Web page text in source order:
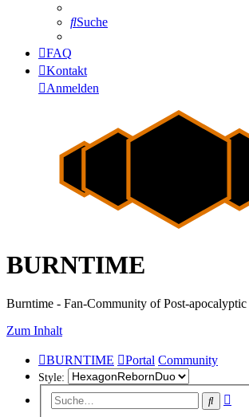
Suche
FAQ
Kontakt
Anmelden
BURNTIME
Burntime - Fan-Community of Post-apocalyptic
Zum Inhalt
BURNTIME Portal Community
Style:
Suche